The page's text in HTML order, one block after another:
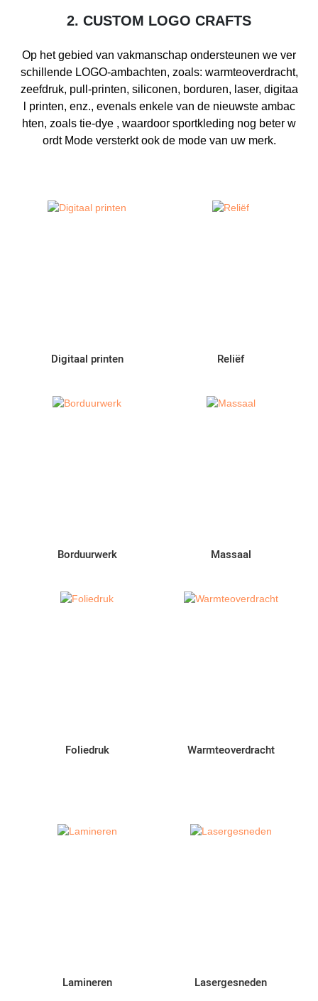
2. CUSTOM LOGO CRAFTS
Op het gebied van vakmanschap ondersteunen we ver
schillende LOGO-ambachten, zoals: warmteoverdracht,
zeefdruk, pull-printen, siliconen, borduren, laser, digitaa
l printen, enz., evenals enkele van de nieuwste ambac
hten, zoals tie-dye , waardoor sportkleding nog beter w
ordt Mode versterkt ook de mode van uw merk.
Digitaal printen Reliëf
Borduurwerk Massaal
Foliedruk Warmteoverdracht
Lamineren Lasergesneden